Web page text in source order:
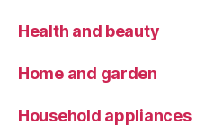
Health and beauty
Home and garden
Household appliances